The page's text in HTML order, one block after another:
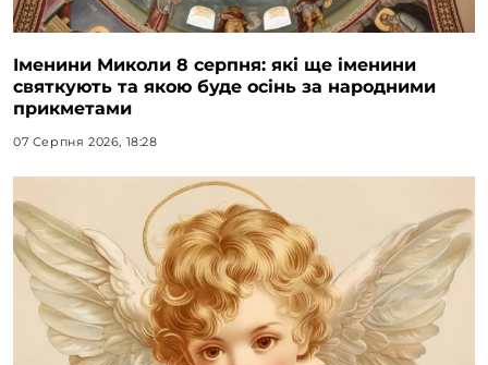
Іменини Миколи 8 серпня: які ще іменини
святкують та якою буде осінь за народними
прикметами
07 Серпня 2026, 18:28